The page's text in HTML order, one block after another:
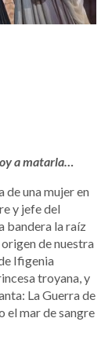
a matarla…
de una mujer en
y jefe del
bandera la raíz
de nuestra
Ifigenia
troyana, y
La Guerra de
el mar de sangre